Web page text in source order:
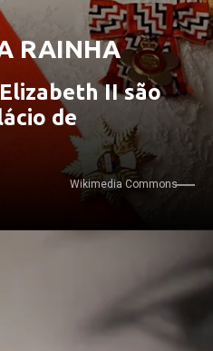
RAINHA
Wikimedia Commons
II são
de